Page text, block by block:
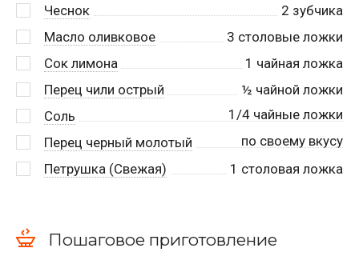
Чеснок
2 зубчика
Масло оливковое
3 столовые ложки
Сок лимона
1 чайная ложка
Перец чили острый
½ чайной ложки
Соль
1/4 чайные ложки
Перец черный молотый
по своему вкусу
Петрушка (Свежая)
1 столовая ложка
Пошаговое приготовление